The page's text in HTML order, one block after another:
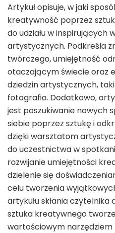
Artykuł opisuje, w jaki
kreatywność poprzez
do udziału w inspirujących
artystycznych. Podkreśla
twórczego, umiejętność
otaczającym świecie oraz
dziedzin artystycznych,
fotografia. Dodatkowo,
jest poszukiwanie nowych
siebie poprzez sztukę i
dzięki warsztatom
do uczestnictwa w
rozwijanie umiejętności
dzielenie się
celu tworzenia wyjątkowych
artykułu skłania czytelnika
sztuka kreatywnego
wartościowym narzędziem